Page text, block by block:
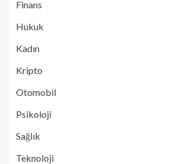
Finans
Hukuk
Kadın
Kripto
Otomobil
Psikoloji
Sağlık
Teknoloji